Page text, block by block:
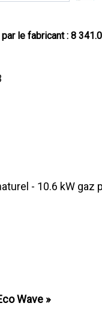
le fabricant : 8
- 10.6 kW gaz
Wave »